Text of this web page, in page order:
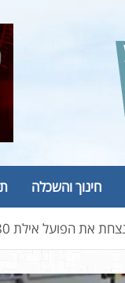
חינוך והשכלה